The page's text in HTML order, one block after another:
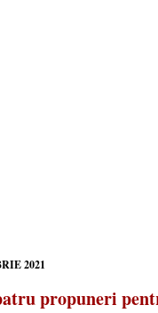
2021
propuneri